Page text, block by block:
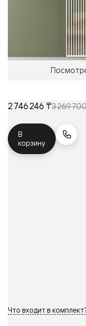
2 746 246 ₸3 269
В
корзину
Что входит в